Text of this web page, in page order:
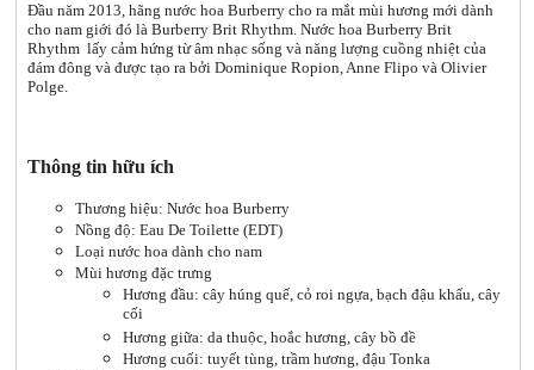
Đầu năm 2013, hãng nước hoa Burberry cho ra mắt mùi hương mới dành
cho nam giới đó là Burberry Brit Rhythm. Nước hoa Burberry Brit
Rhythm lấy cảm hứng từ âm nhạc sống và năng lượng cuồng nhiệt của
đám đông và được tạo ra bởi Dominique Ropion, Anne Flipo và Olivier
Polge.
Thông tin hữu ích
Thương hiệu: Nước hoa Burberry
Nồng độ: Eau De Toilette (EDT)
Loại nước hoa dành cho nam
Mùi hương đặc trưng
Hương đầu: cây húng quế, cỏ roi ngựa, bạch đậu khấu, cây
cối
Hương giữa: da thuộc, hoắc hương, cây bồ đề
Hương cuối: tuyết tùng, trầm hương, đậu Tonka